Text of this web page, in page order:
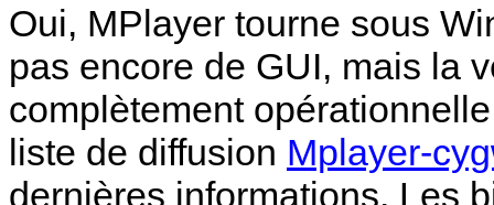
Oui, MPlayer tourne sous
pas encore de GUI, mais la
complètement
liste de diffusion Mplayer-
dernières informations. Les